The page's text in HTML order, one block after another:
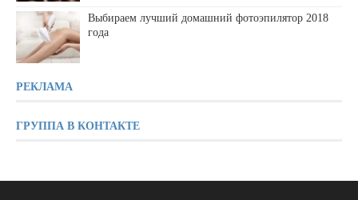
Выбираем лучший домашний фотоэпилятор 2018
года
РЕКЛАМА
ГРУППА В КОНТАКТЕ